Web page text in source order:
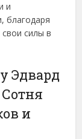
и
благодаря
силы в
Эдвард
и